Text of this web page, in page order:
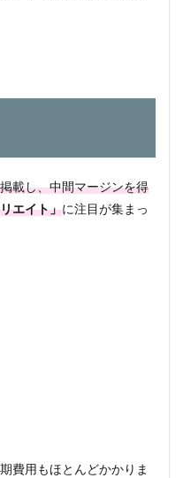
載し、中間マージンを得
エイト」に注目が集まっ
費用もほとんどかかりま